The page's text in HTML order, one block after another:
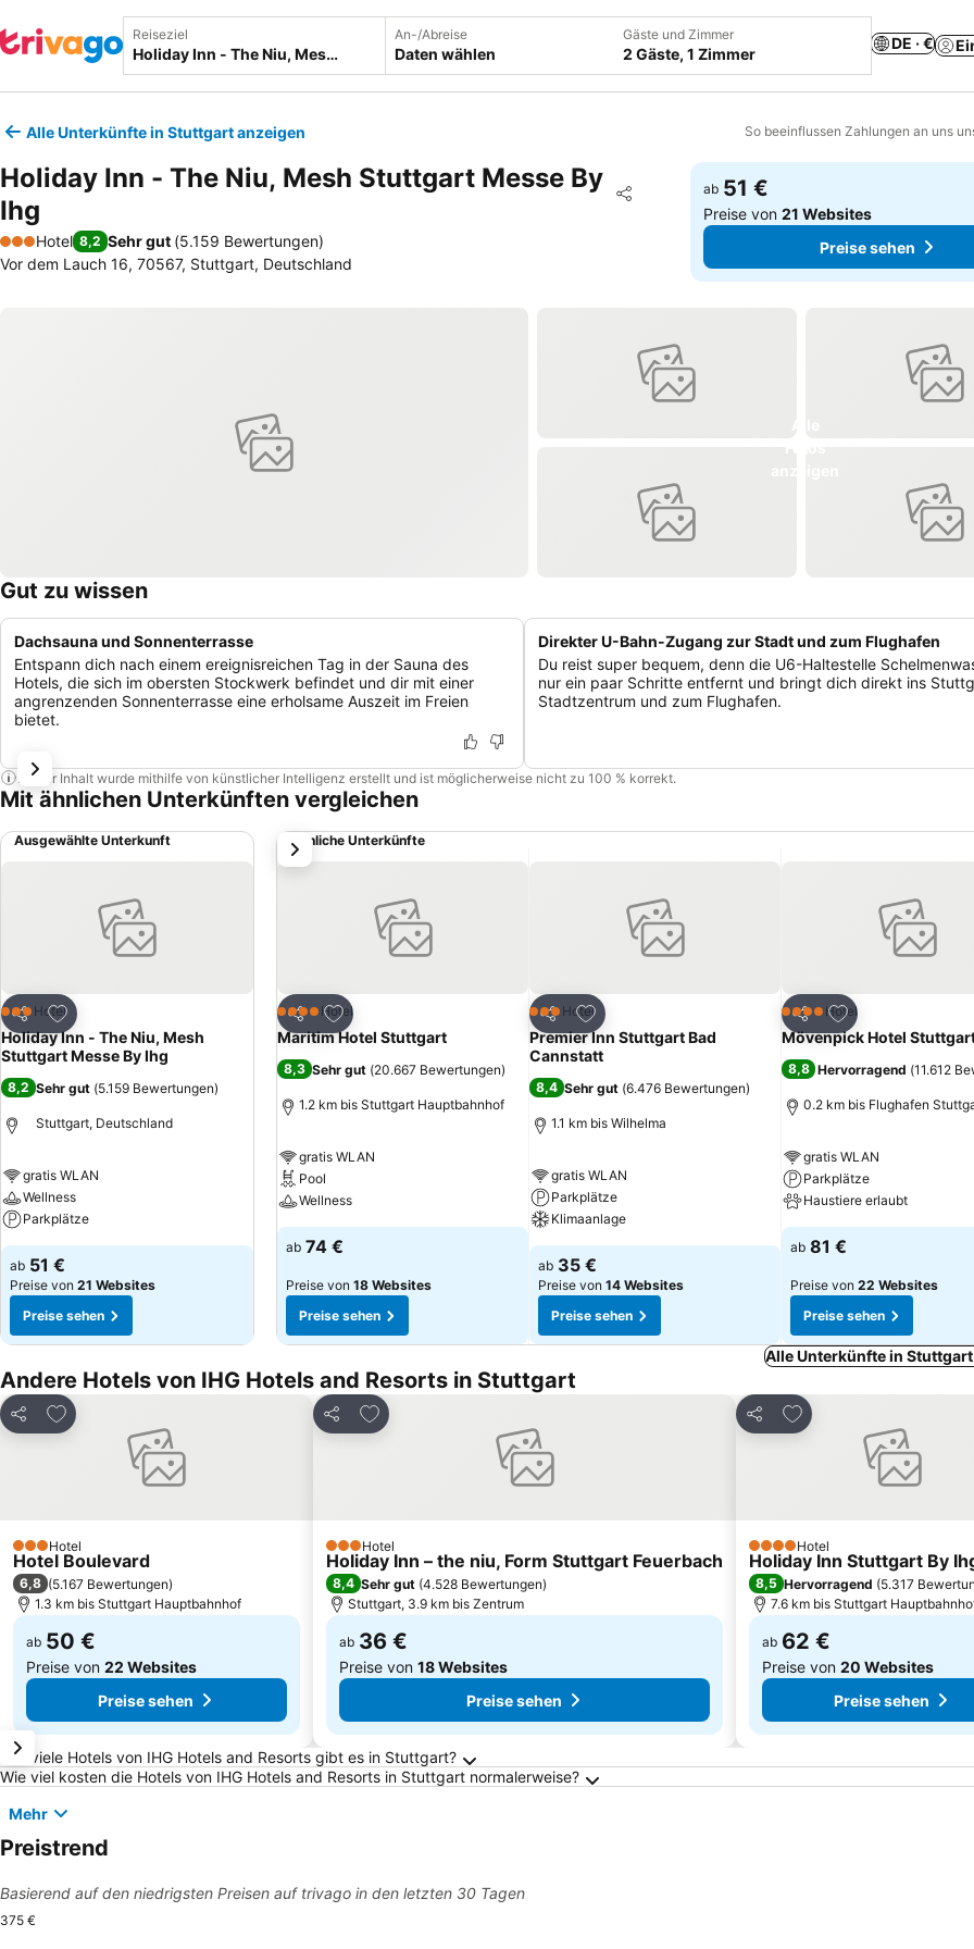
Reiseziel An-/Abreise
Daten wählen
Gäste und Zimmer
2 Gäste, 1 Zimmer
DE · €
Alle Unterkünfte in Stuttgart anzeigen So beeinflussen Zahlungen an uns
Holiday Inn - The Niu, Mesh Stuttgart Messe By
Ihg
Teilen
Zu Favoriten hinzufügen
3 Sterne
Hotel 8,2 Sehr gut (5.159 Bewertungen)
Vor dem Lauch 16, 70567, Stuttgart, Deutschland
ab 51 €
Preise von21 Websites
Preise sehen
Gut zu wissen
Dachsauna und Sonnenterrasse
Entspann dich nach einem ereignisreichen Tag in der Sauna des
Hotels, die sich im obersten Stockwerk befindet und dir mit einer
angrenzenden Sonnenterrasse eine erholsame Auszeit im Freien
bietet.
Direkter U-Bahn-Zugang zur Stadt und zum Flughafen
Du reist super bequem, denn die U6-Haltestelle
nur ein paar Schritte entfernt und bringt dich direkt ins
Stadtzentrum und zum Flughafen.
Dieser Inhalt wurde mithilfe von künstlicher Intelligenz erstellt und ist möglicherweise nicht zu 100 % korrekt.
Mit ähnlichen Unterkünften vergleichen
Ausgewählte Unterkunft
Teilen
Zu Favoriten hinzufügen
3 SterneHotel
Holiday Inn - The Niu, Mesh
Stuttgart Messe By Ihg
8,2 Sehr gut (5.159 Bewertungen)
Stuttgart, Deutschland
gratis WLAN
Wellness
Parkplätze
ab 51 €
Preise von 21 Websites
Preise sehen
Ähnliche Unterkünfte
Teilen
Zu Favoriten hinzufügen
4 SterneHotel
Maritim Hotel Stuttgart
8,3 Sehr gut (20.667 Bewertungen)
1.2 km bis Stuttgart Hauptbahnhof
gratis WLAN
Pool
Wellness
ab 74 €
Preise von 18 Websites
Preise sehen
Teilen
Zu Favoriten hinzufügen
3 SterneHotel
Premier Inn Stuttgart Bad
Cannstatt
8,4 Sehr gut (6.476 Bewertungen)
1.1 km bis Wilhelma
gratis WLAN
Parkplätze
Klimaanlage
ab 35 €
Preise von 14 Websites
Preise sehen
Teilen
Zu Favoriten
4 SterneHotel
Mövenpick Hotel
8,8 Hervorragend (11.612
0.2 km bis Flughafen
gratis WLAN
Parkplätze
Haustiere erlaubt
ab 81 €
Preise von 22 Websites
Preise sehen
weiter
Alle Unterkünfte in
Andere Hotels von IHG Hotels and Resorts in Stuttgart
Teilen
Zu Favoriten hinzufügen
3 Sterne
Hotel
Hotel Boulevard
6,8 (5.167 Bewertungen)
1.3 km bis Stuttgart Hauptbahnhof
ab 50 €
Preise von 22 Websites
Preise sehen
Teilen
Zu Favoriten hinzufügen
3 Sterne
Hotel
Holiday Inn – the niu, Form Stuttgart Feuerbach
8,4 Sehr gut (4.528 Bewertungen)
Stuttgart, 3.9 km bis Zentrum
ab 36 €
Preise von 18 Websites
Preise sehen
Teilen
Zu Favoriten hinzufügen
4 SterneHotel
Holiday Inn Stuttgart By
8,5 Hervorragend (5.317
7.6 km bis Stuttgart
ab 62 €
Preise von 20 Websites
Preise sehen
Häufig gestellte Fragen zu Stuttgart
Wie viele Hotels von IHG Hotels and Resorts gibt es in Stuttgart?
Wie viel kosten die Hotels von IHG Hotels and Resorts in Stuttgart normalerweise?
Mehr
Preistrend
Basierend auf den niedrigsten Preisen auf trivago in den letzten 30 Tagen
375 €